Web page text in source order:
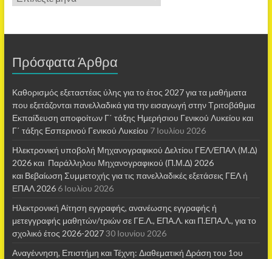
Πρόσφατα Άρθρα
Καθορισμός εξεταστέας ύλης για το έτος 2027 για τα μαθήματα
που εξετάζονται πανελλαδικά για την εισαγωγή στην Τριτοβάθμια
Εκπαίδευση αποφοίτων Γ΄ τάξης Ημερήσιου Γενικού Λυκείου και
Γ΄ τάξης Εσπερινού Γενικού Λυκείου 7 Ιουλίου 2026
Ηλεκτρονική υποβολή Μηχανογραφικού Δελτίου ΓΕΛ/ΕΠΑΛ (Μ.Δ)
2026 και Παράλληλου Μηχανογραφικού (Π.Μ.Δ) 2026
και Βεβαίωση Συμμετοχής για τις πανελλαδικές εξετάσεις ΓΕΛ ή
ΕΠΑΛ 2026 6 Ιουλίου 2026
Ηλεκτρονική Αίτηση εγγραφής, ανανέωσης εγγραφής ή
μετεγγραφής μαθητών/τριών σε ΓΕ.Λ., ΕΠΑ.Λ. και Π.ΕΠΑ.Λ., για το
σχολικό έτος 2026-202730 Ιουνίου 2026
Αναγέννηση, Επιστήμη και Τέχνη: Διαθεματική Δράση του 1ου